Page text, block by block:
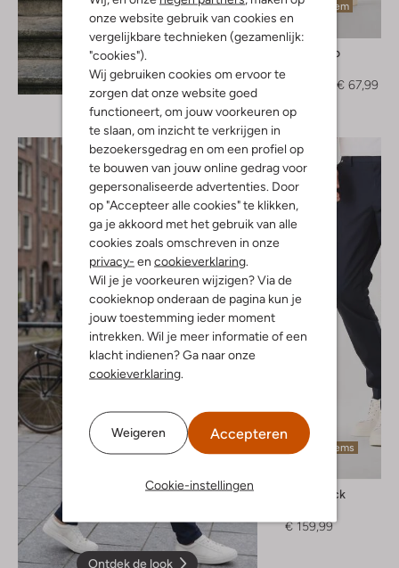
onze website gebruik van cookies en
vergelijkbare technieken (gezamenlijk:
"cookies").
Wij gebruiken cookies om ervoor te
zorgen dat onze website goed
functioneert, om jouw voorkeuren op
te slaan, om inzicht te verkrijgen in
bezoekersgedrag en om een profiel op
te bouwen van jouw online gedrag voor
gepersonaliseerde advertenties. Door
op "Accepteer alle cookies" te klikken,
ga je akkoord met het gebruik van alle
cookies zoals omschreven in onze
privacy- en cookieverklaring
Wil je je voorkeuren wijzigen? Via de
cookieknop onderaan de pagina kun je
jouw toestemming ieder moment
intrekken. Wil je meer informatie of een
klacht indienen? Ga naar onze
cookieverklaring
Weigeren Accepteren
Cookie-instellingen
Ontdek de look
Laatste item
-60%
Profuomo
€ 67,99
Ontdek de look
Laatste items
Boss Black
€ 159,99